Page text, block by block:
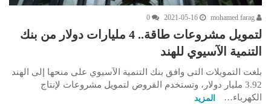
2021-05-16
0
لتمويل مشروعات طاقة.. 4 مليارات دولار من بنك
التنمية الآسيوي للهند
بلغت التمويلات التى وافق بنك التنمية الآسيوي على منحها إلى الهند
3.92 مليار دولار، وتستخدم القروض لتمويل مشروعات لإنتاج
الكهرباء…
المزيد